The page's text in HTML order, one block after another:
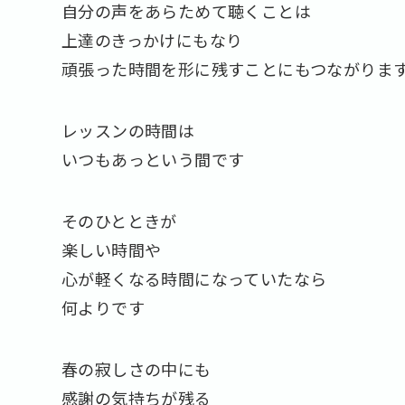
自分の声をあらためて聴くことは
上達のきっかけにもなり
頑張った時間を形に残すことにもつながりま
レッスンの時間は
いつもあっという間です
そのひとときが
楽しい時間や
心が軽くなる時間になっていたなら
何よりです
春の寂しさの中にも
感謝の気持ちが残る